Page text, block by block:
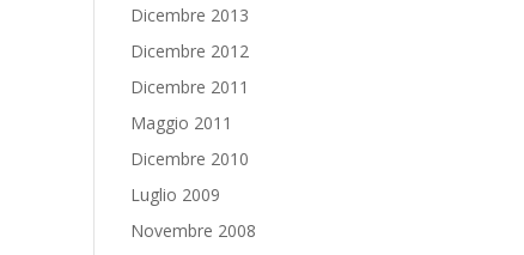
Dicembre 2013
Dicembre 2012
Dicembre 2011
Maggio 2011
Dicembre 2010
Luglio 2009
Novembre 2008